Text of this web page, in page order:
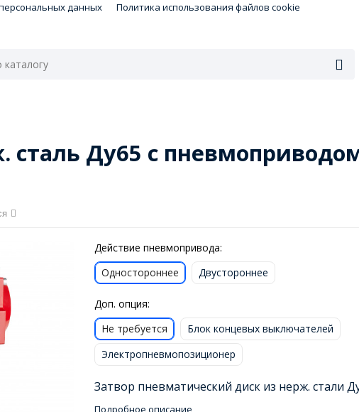
данных Политика использования файлов cookie
сталь Ду65 с
Действие пневмопривода:
Одностороннее
Двустороннее
Доп. опция:
Не требуется
Блок концевых выключателей
Электропневмопозиционер
Затвор пневматический диск из нерж. стали
Подробное описание